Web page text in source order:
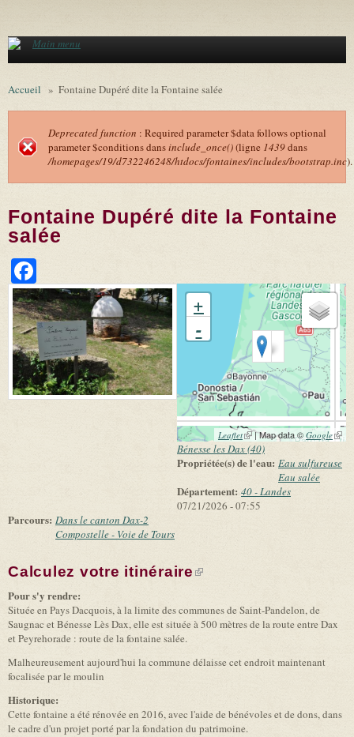
Main menu
Accueil » Fontaine Dupéré dite la Fontaine salée
Message d'erreur
Deprecated function : Required parameter $data follows optional
parameter $conditions dansinclude_once()(ligne 1439dans
/homepages/19/d732246248/htdocs/fontaines/includes/bootstrap.inc).
Fontaine Dupéré dite la Fontaine
salée
+
-
Leaflet(link is external)
| Map data © Google(link
Bénesse les Dax (40)
Propriétée(s) de l'eau: Eau sulfureuse
Eau salée
Département: 40 - Landes
07/21/2026 - 07:55
Parcours: Dans le canton Dax-2
Compostelle - Voie de Tours
Calculez votre itinéraire(link is external)
Pour s'y rendre:
Située en Pays Dacquois, à la limite des communes de Saint-Pandelon, de
Saugnac et Bénesse Lès Dax, elle est située à 500 mètres de la route entre Dax
et Peyrehorade : route de la fontaine salée.
Malheureusement aujourd'hui la commune délaisse cet endroit maintenant
focalisée par le moulin
Historique:
Cette fontaine a été rénovée en 2016, avec l'aide de bénévoles et de dons, dans
le cadre d'un projet porté par la fondation du patrimoine.